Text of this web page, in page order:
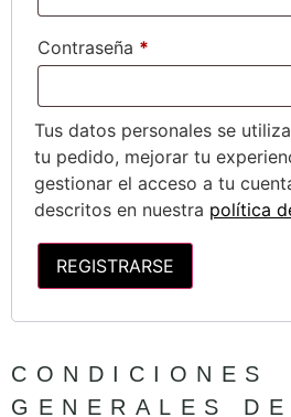
Contraseña *
Tus datos personales se
tu pedido, mejorar tu
gestionar el acceso a tu
descritos en nuestra política
REGISTRARSE
CONDICIONES
GENERALES DE